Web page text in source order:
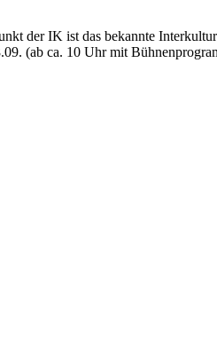
der IK ist das bekannte
(ab ca. 10 Uhr mit